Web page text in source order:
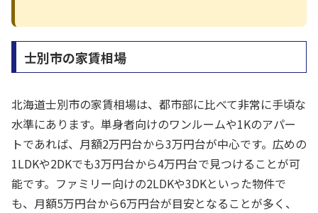
士別市の家賃相場
北海道士別市の家賃相場は、都市部に比べて非常に手頃な
水準にあります。単身者向けのワンルームや1Kのアパー
トであれば、月額2万円台から3万円台が中心です。広めの
1LDKや2DKでも3万円台から4万円台で見つけることが可
能です。ファミリー向けの2LDKや3DKといった物件で
も、月額5万円台から6万円台が目安となることが多く、